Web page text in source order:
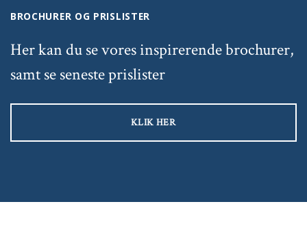
BROCHURER OG PRISLISTER
Her kan du se vores inspirerende brochurer,
samt se seneste prislister
KLIK HER